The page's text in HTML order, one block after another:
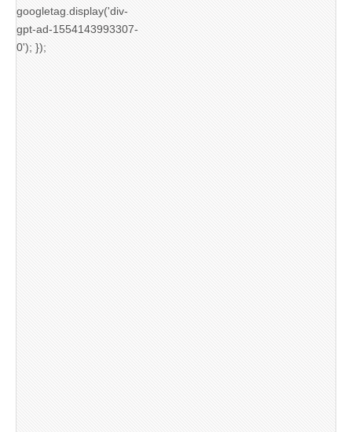
googletag.display('div-
gpt-ad-1554143993307-
0'); });